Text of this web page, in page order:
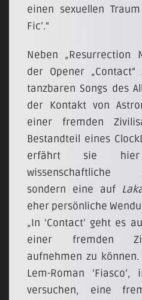
einen sexuellen
Fic’.“
Neben „Resurrection
der Opener
tanzbaren Songs des
der Kontakt von
einer fremden
Bestandteil eines
erfährt sie
wissenschaftliche
sondern eine auf
eher persönliche
„In ‘Contact’ geht es
einer fremden
aufnehmen zu
Lem-Roman
versuchen, eine